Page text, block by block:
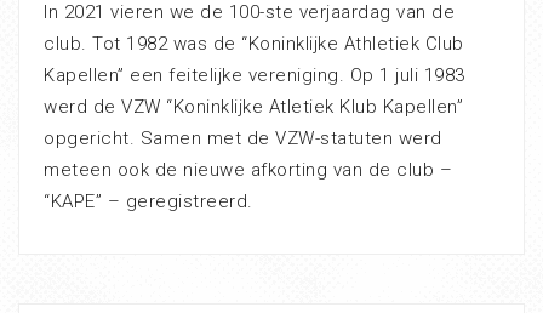
In 2021 vieren we de 100-ste verjaardag van de
club. Tot 1982 was de “Koninklijke Athletiek Club
Kapellen” een feitelijke vereniging. Op 1 juli 1983
werd de VZW “Koninklijke Atletiek Klub Kapellen”
opgericht. Samen met de VZW-statuten werd
meteen ook de nieuwe afkorting van de club –
“KAPE” – geregistreerd.